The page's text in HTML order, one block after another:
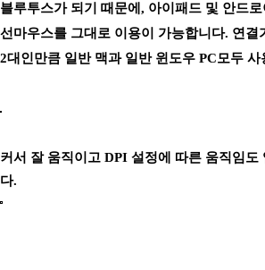
블루투스가 되기 때문에, 아이패드 및 안드
선마우스를 그대로 이용이 가능합니다. 연결
2대인만큼 일반 맥과 일반 윈도우 PC모두 사
커서 잘 움직이고 DPI 설정에 따른 움직임도
다.